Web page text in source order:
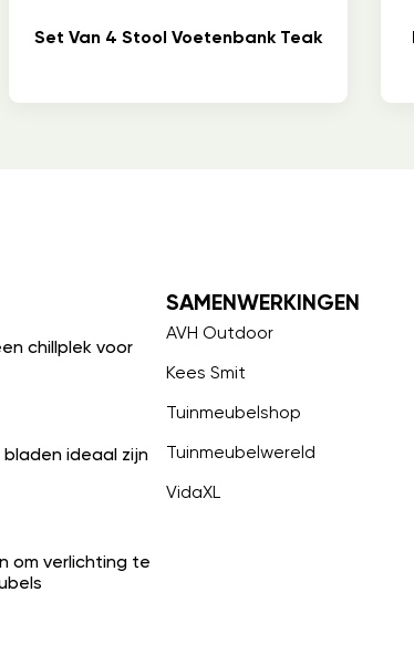
Set Van 4 Stool Voetenbank Teak
chillplek voor
ideaal zijn
om verlichting te
SAMENWERKINGEN
AVH Outdoor
Kees Smit
Tuinmeubelshop
Tuinmeubelwereld
VidaXL